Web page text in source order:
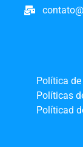
Política
Políticas
Políticad